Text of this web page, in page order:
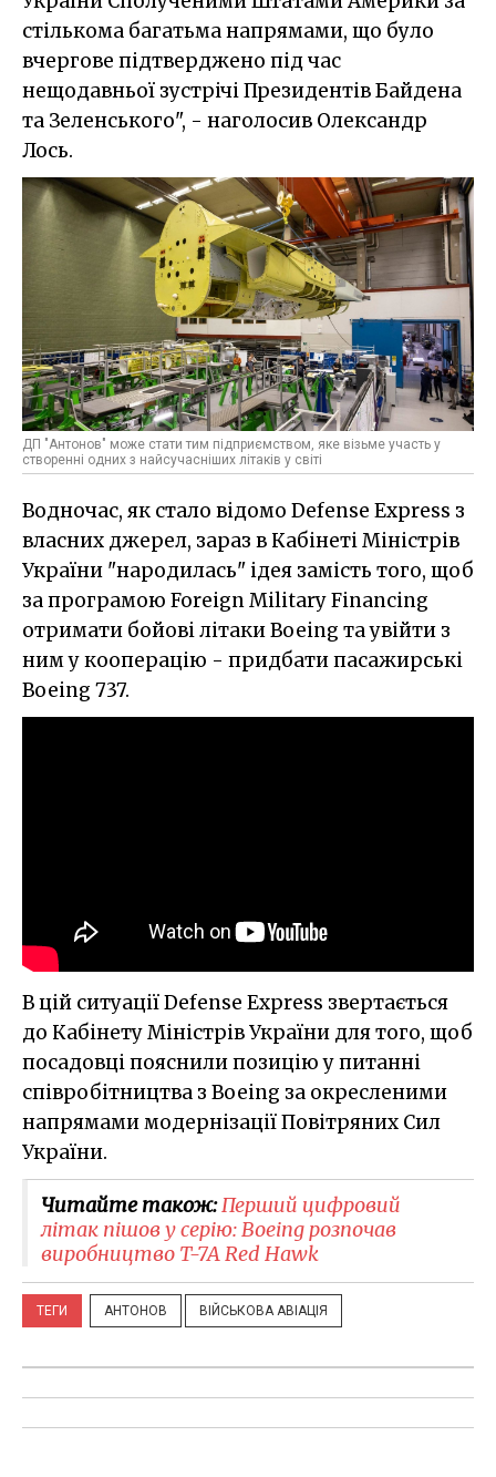
стількома багатьма напрямами, що було
вчергове підтверджено під час
нещодавньої зустрічі Президентів Байдена
та Зеленського", - наголосив Олександр
Лось.
ДП "Антонов" може стати тим підприємством, яке візьме участь у
створенні одних з найсучасніших літаків у світі
Водночас, як стало відомо Defense Express з
власних джерел, зараз в Кабінеті Міністрів
України "народилась" ідея замість того, щоб
за програмою Foreign Military Financing
отримати бойові літаки Boeing та увійти з
ним у кооперацію - придбати пасажирські
Boeing 737.
В цій ситуації Defense Express звертається
до Кабінету Міністрів України для того, щоб
посадовці пояснили позицію у питанні
співробітництва з Boeing за окресленими
напрямами модернізації Повітряних Сил
України.
Читайте також:Перший цифровий
літак пішов у серію: Boeing розпочав
виробництво T-7A Red Hawk
ТЕГИ АНТОНОВ ВІЙСЬКОВА АВІАЦІЯ